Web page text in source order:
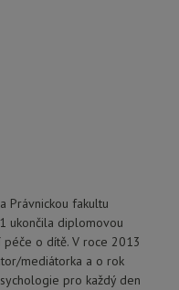
Právnickou fakultu
ukončila diplomovou
o dítě. V roce 2013
mediátorka a o rok
pro každý den